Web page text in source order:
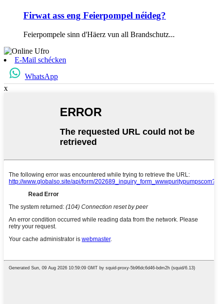
Firwat ass eng Feierpompel néideg?
Feierpompele sinn d'Häerz vun all Brandschutz...
E-Mail schécken
WhatsApp
x